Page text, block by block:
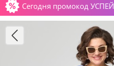
Сегодня промокод УСПЕЙ